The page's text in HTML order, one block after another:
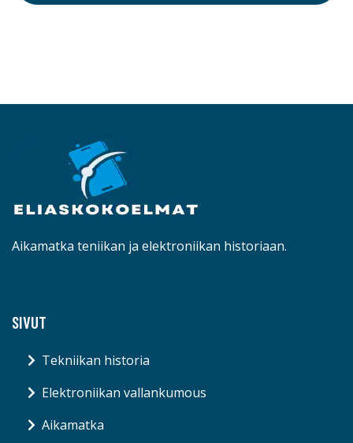
Aikamatka teniikan ja elektroniikan historiaan.
SIVUT
Tekniikan historia
Elektroniikan vallankumous
Aikamatka